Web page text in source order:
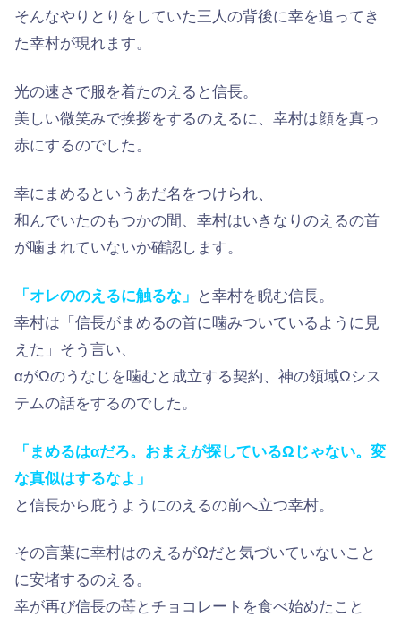
そんなやりとりをしていた三人の背後に幸を追ってき
た幸村が現れます。
光の速さで服を着たのえると信長。
美しい微笑みで挨拶をするのえるに、幸村は顔を真っ
赤にするのでした。
幸にまめるというあだ名をつけられ、
和んでいたのもつかの間、幸村はいきなりのえるの首
が噛まれていないか確認します。
「オレののえるに触るな」
と幸村を睨む信長。
幸村は「信長がまめるの首に噛みついているように見
えた」そう言い、
αがΩのうなじを噛むと成立する契約、神の領域Ωシス
テムの話をするのでした。
「まめるはαだろ。おまえが探しているΩじゃない。変
な真似はするなよ」
と信長から庇うようにのえるの前へ立つ幸村。
その言葉に幸村はのえるがΩだと気づいていないこと
に安堵するのえる。
幸が再び信長の苺とチョコレートを食べ始めたこと